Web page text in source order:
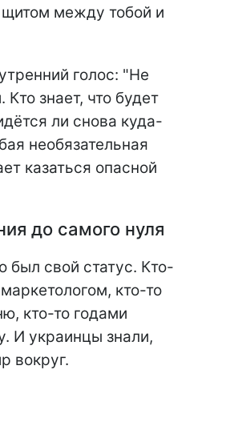
между тобой и
голос: "Не
Кто знает, что будет
ли снова куда-
необязательная
казаться опасной
до самого нуля
был свой статус. Кто-
кто-то
кто-то годами
И украинцы знали,
вокруг.